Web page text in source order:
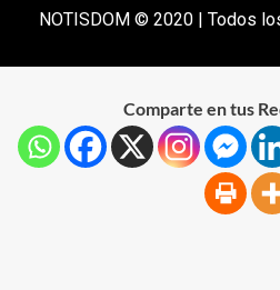
NOTISDOM © 2020 | Todos
Comparte en tus